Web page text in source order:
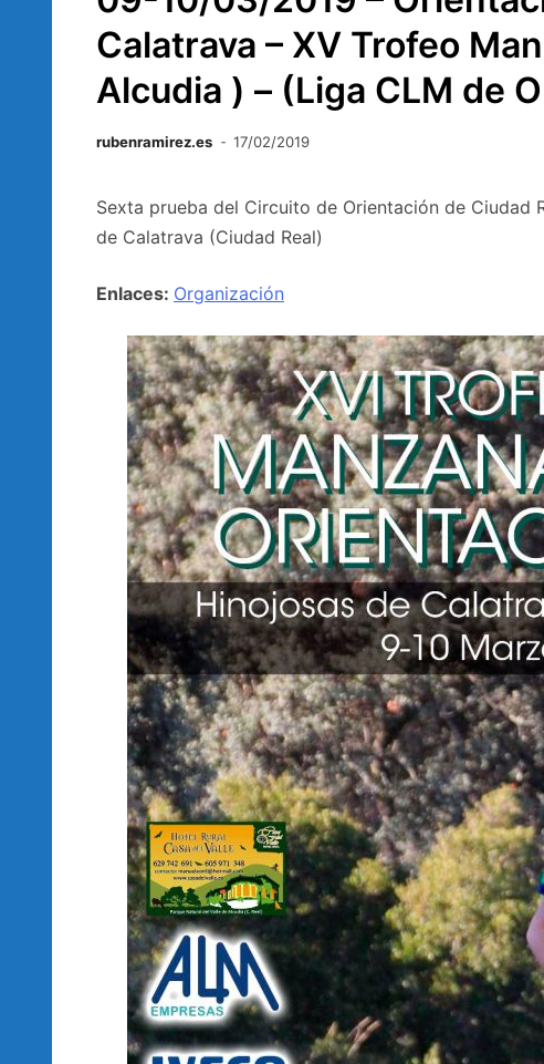
Calatrava – XV Trofeo
Alcudia ) – (Liga CLM de
rubenramirez.es 17/02/2019
Sexta prueba del Circuito de Orientación de Ciudad
de Calatrava (Ciudad Real)
Enlaces: Organización